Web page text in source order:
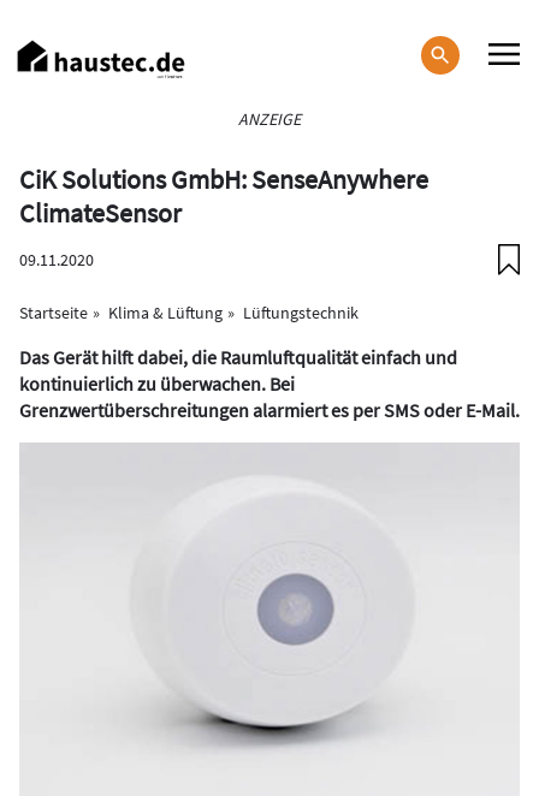
zum
Inhalt
ANZEIGE
CiK Solutions GmbH: SenseAnywhere
ClimateSensor
09.11.2020
Startseite Klima & Lüftung Lüftungstechnik
Das Gerät hilft dabei, die Raumluftqualität einfach und
kontinuierlich zu überwachen. Bei
Grenzwertüberschreitungen alarmiert es per SMS oder E-Mail.